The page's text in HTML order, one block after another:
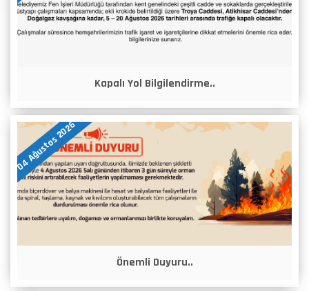
Kapalı Yol Bilgilendirme..
04 Ağustos 2026
Önemli Duyuru..